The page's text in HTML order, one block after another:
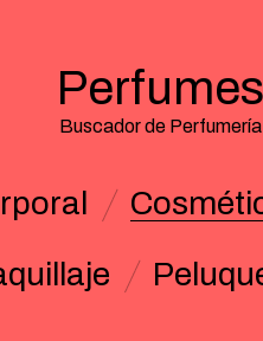
Perfumes
Buscador de Perfumería